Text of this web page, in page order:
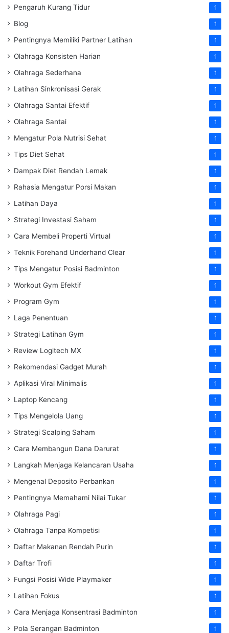
Pengaruh Kurang Tidur 1
Blog 1
Pentingnya Memiliki Partner Latihan 1
Olahraga Konsisten Harian 1
Olahraga Sederhana 1
Latihan Sinkronisasi Gerak 1
Olahraga Santai Efektif 1
Olahraga Santai 1
Mengatur Pola Nutrisi Sehat 1
Tips Diet Sehat 1
Dampak Diet Rendah Lemak 1
Rahasia Mengatur Porsi Makan 1
Latihan Daya 1
Strategi Investasi Saham 1
Cara Membeli Properti Virtual 1
Teknik Forehand Underhand Clear 1
Tips Mengatur Posisi Badminton 1
Workout Gym Efektif 1
Program Gym 1
Laga Penentuan 1
Strategi Latihan Gym 1
Review Logitech MX 1
Rekomendasi Gadget Murah 1
Aplikasi Viral Minimalis 1
Laptop Kencang 1
Tips Mengelola Uang 1
Strategi Scalping Saham 1
Cara Membangun Dana Darurat 1
Langkah Menjaga Kelancaran Usaha 1
Mengenal Deposito Perbankan 1
Pentingnya Memahami Nilai Tukar 1
Olahraga Pagi 1
Olahraga Tanpa Kompetisi 1
Daftar Makanan Rendah Purin 1
Daftar Trofi 1
Fungsi Posisi Wide Playmaker 1
Latihan Fokus 1
Cara Menjaga Konsentrasi Badminton 1
Pola Serangan Badminton 1